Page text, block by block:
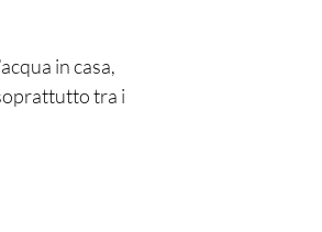
in casa,
tra i